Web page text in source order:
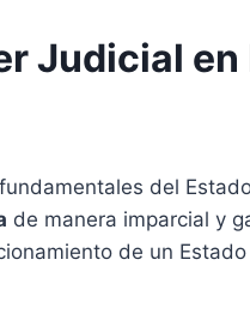
Judicial
del
de manera imparcial y
de un